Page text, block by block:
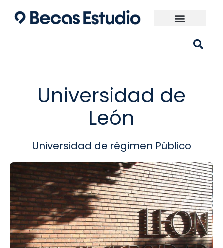
Universidad de
León
Universidad de régimen Público